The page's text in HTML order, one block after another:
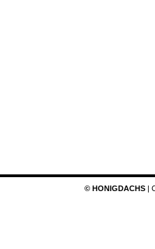
© HONIGDACHS |